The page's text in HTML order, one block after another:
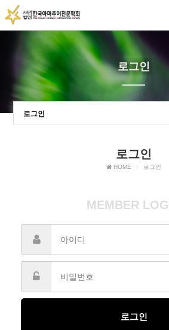
로그인
로그인
로그인
HOME 로그인
MEMBER